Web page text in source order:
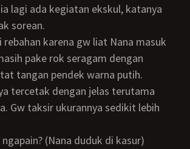
lagi ada kegiatan ekskul, katanya
sorean.
pake rok seragam dengan
tangan pendek warna putih.
tercetak dengan jelas terutama
Gw taksir ukurannya sedikit lebih
ngapain? (Nana duduk di kasur)